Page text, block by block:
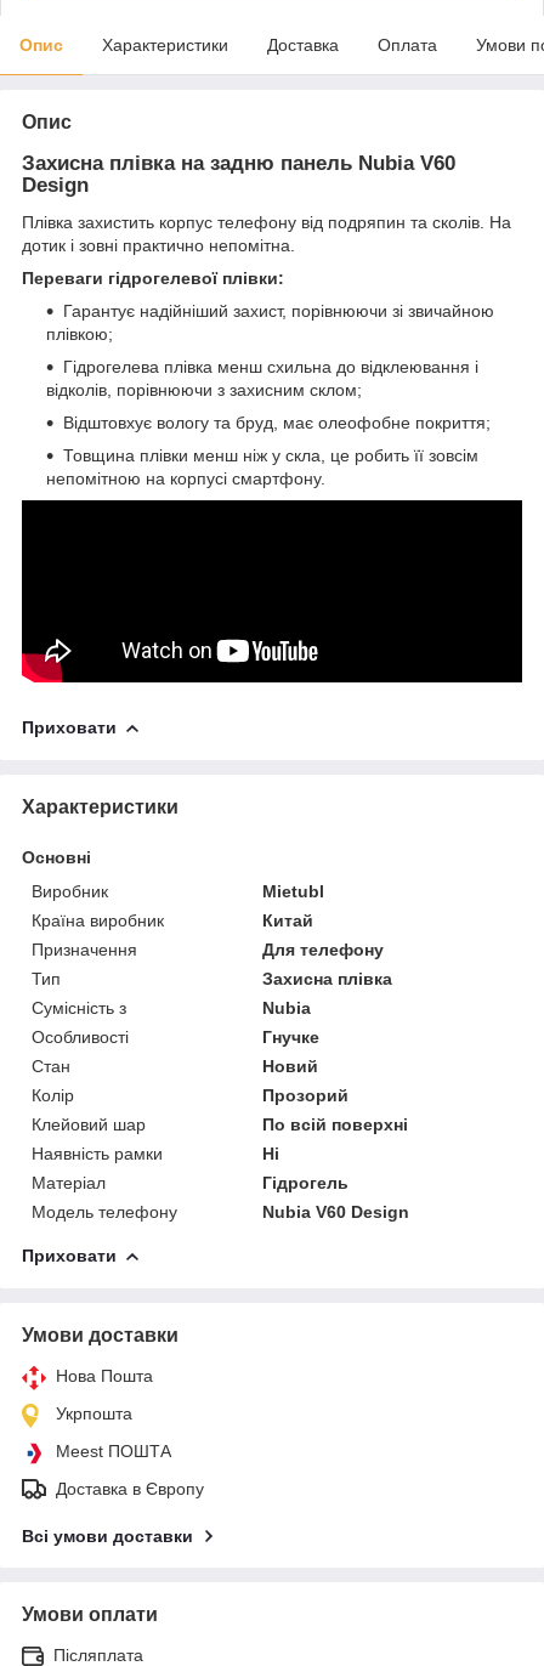
Опис Характеристики Доставка Оплата Умови
Опис
Захисна плівка на задню панель Nubia V60
Design
Плівка захистить корпус телефону від подряпин та сколів. На
дотик і зовні практично непомітна.
Переваги гідрогелевої плівки:
Гарантує надійніший захист, порівнюючи зі звичайною
плівкою;
Гідрогелева плівка менш схильна до відклеювання і
відколів, порівнюючи з захисним склом;
Відштовхує вологу та бруд, має олеофобне покриття;
Товщина плівки менш ніж у скла, це робить її зовсім
непомітною на корпусі смартфону.
Приховати
Характеристики
Основні
Виробник
Mietubl
Країна виробник
Китай
Призначення
Для телефону
Тип
Захисна плівка
Сумісність з
Nubia
Особливості
Гнучке
Стан
Новий
Колір
Прозорий
Клейовий шар
По всій поверхні
Наявність рамки
Ні
Матеріал
Гідрогель
Модель телефону
Nubia V60 Design
Приховати
Умови доставки
Нова Пошта
Укрпошта
Meest ПОШТА
Доставка в Європу
Всі умови доставки
Умови оплати
Післяплата